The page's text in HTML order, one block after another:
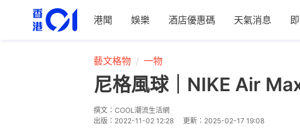
港聞 娛樂 酒店優惠碼 天氣消息
藝文格物 一物
尼格風球｜NIKE Air
撰文： COOL潮流生活網
出版： 2022-11-02 12:28 更新： 2025-02-17 19:08